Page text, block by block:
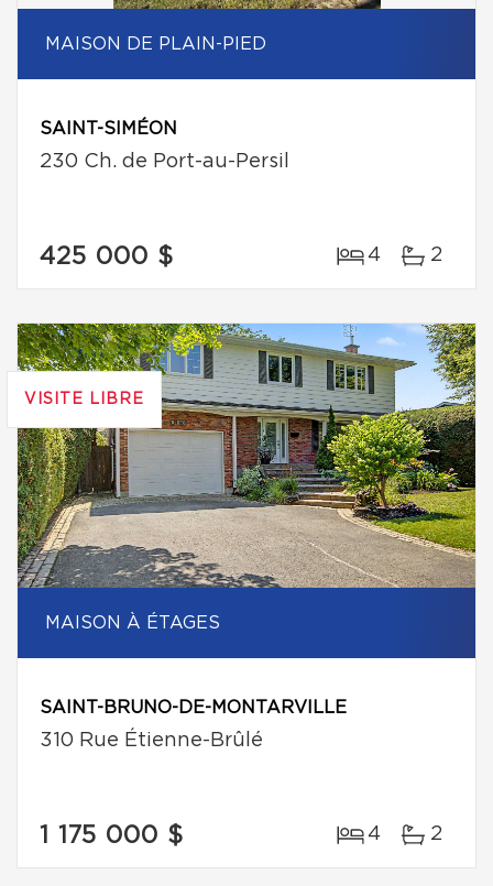
MAISON DE PLAIN-PIED
SAINT-SIMÉON
230 Ch. de Port-au-Persil
425 000 $ 4 2
VISITE LIBRE
MAISON À ÉTAGES
SAINT-BRUNO-DE-MONTARVILLE
310 Rue Étienne-Brûlé
1 175 000 $ 4 2